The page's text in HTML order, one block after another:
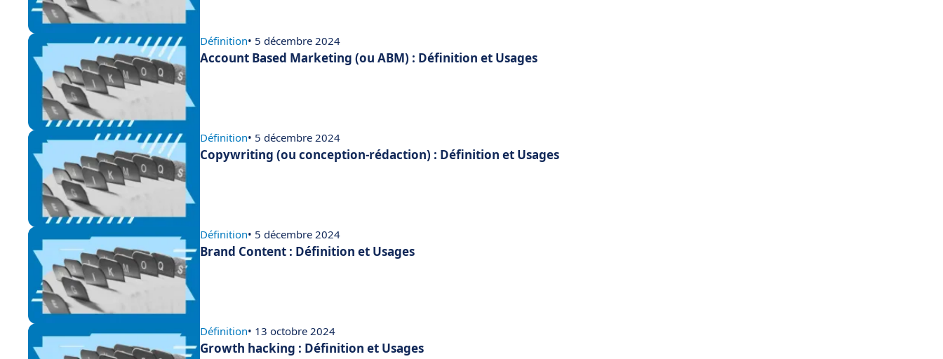
Définition• 5 décembre 2024
Account Based Marketing (ou ABM) : Définition et Usages
Définition• 5 décembre 2024
Copywriting (ou conception-rédaction) : Définition et Usages
Définition• 5 décembre 2024
Brand Content : Définition et Usages
Définition• 13 octobre 2024
Growth hacking : Définition et Usages